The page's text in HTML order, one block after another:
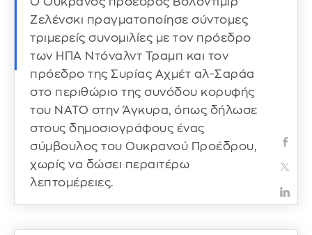
Ζελένσκι πραγματοποίησε σύντομες
τριμερείς συνομιλίες με τον πρόεδρο
των ΗΠΑ Ντόναλντ Τραμπ και τον
πρόεδρο της Συρίας Αχμέτ αλ-Σαράα
στο περιθώριο της συνόδου κορυφής
του ΝΑΤΟ στην Άγκυρα, όπως δήλωσε
στους δημοσιογράφους ένας
σύμβουλος του Ουκρανού Προέδρου,
χωρίς να δώσει περαιτέρω
λεπτομέρειες.